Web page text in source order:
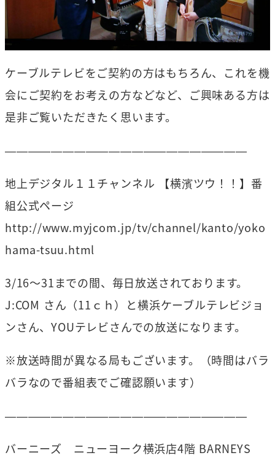
ケーブルテレビをご契約の方はもちろん、これを機
会にご契約をお考えの方などなど、ご興味ある方は
是非ご覧いただきたく思います。
—————————————————————
地上デジタル１１チャンネル 【横濱ツウ！！】番
組公式ページ
http://www.myjcom.jp/tv/channel/kanto/yoko
hama-tsuu.html
3/16～31までの間、毎日放送されております。
J:COM さん（11ｃｈ）と横浜ケーブルテレビジョ
ンさん、YOUテレビさんでの放送になります。
※放送時間が異なる局もございます。（時間はバラ
バラなので番組表でご確認願います）
—————————————————————
バーニーズ ニューヨーク横浜店4階 BARNEYS